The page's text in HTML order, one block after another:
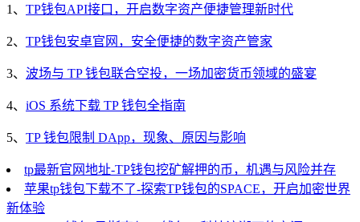
1、 TP钱包API接口，开启数字资产便捷管理新时代
2、 TP钱包安卓官网，安全便捷的数字资产管家
3、 波场与 TP 钱包联合空投，一场加密货币领域的盛宴
4、 iOS 系统下载 TP 钱包全指南
5、 TP 钱包限制 DApp，现象、原因与影响
tp最新官网地址-TP钱包挖矿解押的币，机遇与风险并存
苹果tp钱包下载不了-探索TP钱包的SPACE，开启加密世界
新体验